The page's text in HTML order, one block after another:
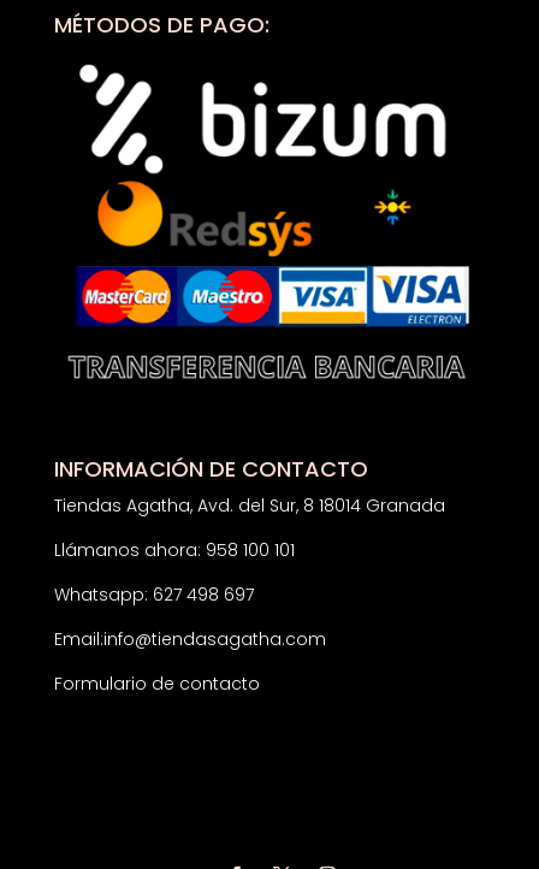
MÉTODOS DE PAGO:
INFORMACIÓN DE CONTACTO
Tiendas Agatha, Avd. del Sur, 8 18014 Granada
Llámanos ahora: 958 100 101
Whatsapp: 627 498 697
Email:info@tiendasagatha.com
Formulario de contacto